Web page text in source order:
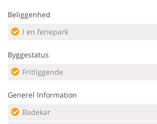
Beliggenhed
I en feriepark
Byggestatus
Fritliggende
Generel Information
Badekar